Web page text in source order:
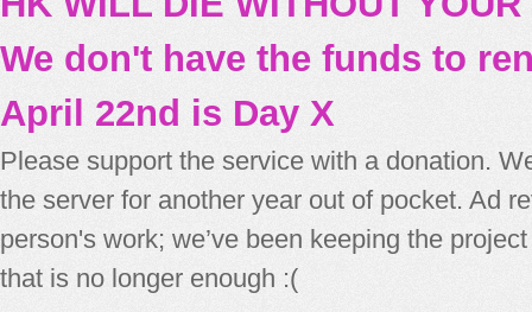
We don't have the funds to
April 22nd is Day X
Please support the service with a donation.
the server for another year out of pocket. Ad
person's work; we’ve been keeping the
that is no longer enough :(